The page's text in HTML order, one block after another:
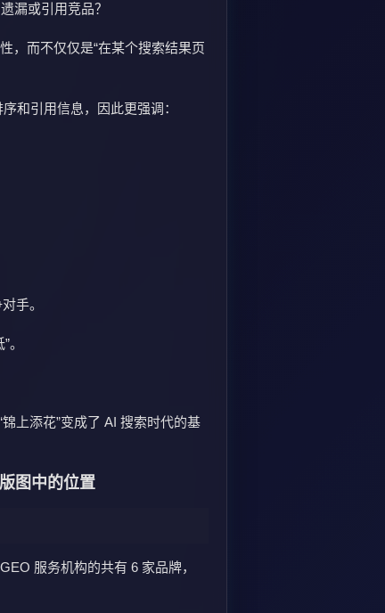
漏或引用竞品？
，而不仅仅是“在某个搜索结果页
和引用信息，因此更强调：
手。
。
上添花”变成了 AI 搜索时代的基
图中的位置
服务机构的共有 6 家品牌，